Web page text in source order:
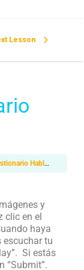
Lesson
Hablado
y
clic en el
haya
escuchar tu
Si estás
“Submit”.